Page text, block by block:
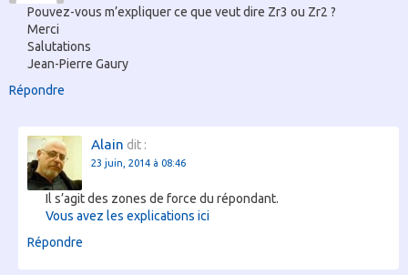
Pouvez-vous m’expliquer ce que veut dire Zr3 ou Zr2 ?
Merci
Salutations
Jean-Pierre Gaury
Répondre
Alain dit :
23 juin, 2014 à 08:46
Il s’agit des zones de force du répondant.
Vous avez les explications ici
Répondre